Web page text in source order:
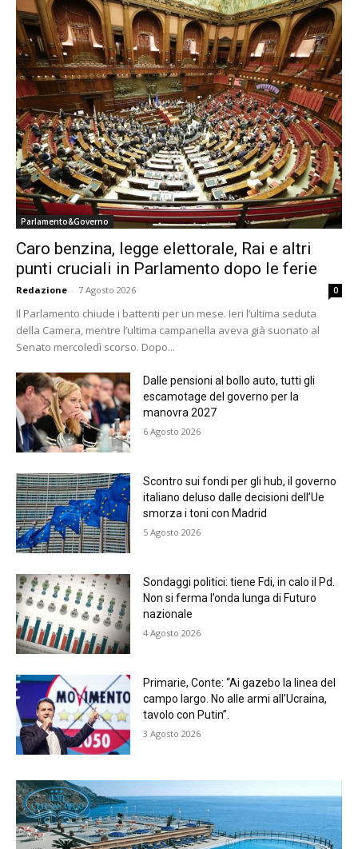
Parlamento&Governo
Caro benzina, legge elettorale, Rai e altri
punti cruciali in Parlamento dopo le ferie
Redazione - 7 Agosto 2026 0
Il Parlamento chiude i battenti per un mese. Ieri l’ultima seduta
della Camera, mentre l’ultima campanella aveva già suonato al
Senato mercoledì scorso. Dopo...
Dalle pensioni al bollo auto, tutti gli
escamotage del governo per la
manovra 2027
6 Agosto 2026
Scontro sui fondi per gli hub, il governo
italiano deluso dalle decisioni dell’Ue
smorza i toni con Madrid
5 Agosto 2026
Sondaggi politici: tiene Fdi, in calo il Pd.
Non si ferma l’onda lunga di Futuro
nazionale
4 Agosto 2026
Primarie, Conte: “Ai gazebo la linea del
campo largo. No alle armi all’Ucraina,
tavolo con Putin”.
3 Agosto 2026